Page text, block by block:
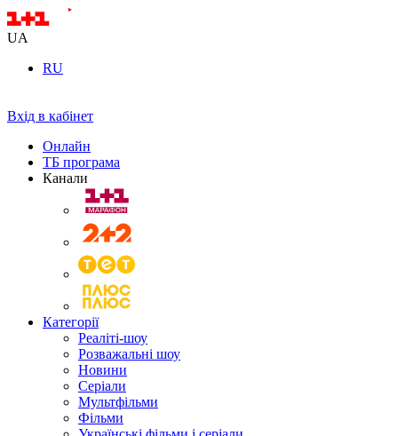
UA
RU
Вхід в кабінет
Онлайн
ТБ програма
Канали
Категорії
Реаліті-шоу
Розважальні шоу
Новини
Серіали
Мультфільми
Фільми